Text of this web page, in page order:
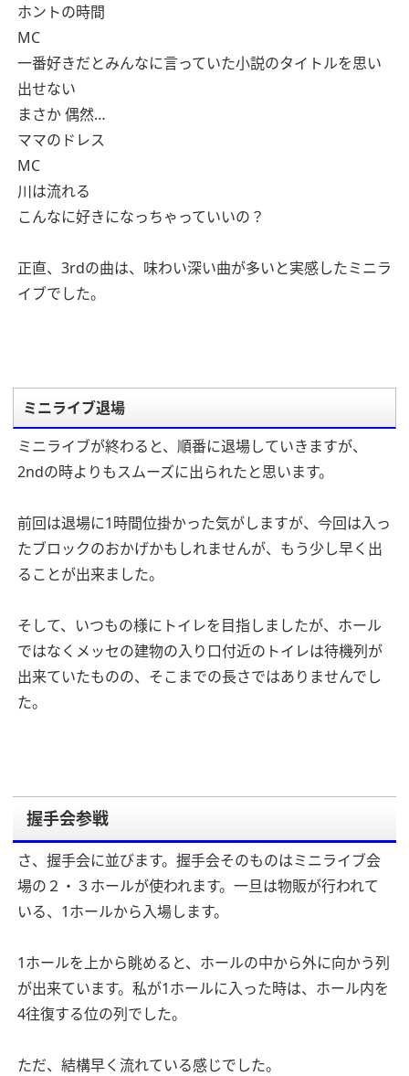
ホントの時間
MC
一番好きだとみんなに言っていた小説のタイトルを思い
出せない
まさか 偶然…
ママのドレス
MC
川は流れる
こんなに好きになっちゃっていいの？
正直、3rdの曲は、味わい深い曲が多いと実感したミニラ
イブでした。
ミニライブ退場
ミニライブが終わると、順番に退場していきますが、
2ndの時よりもスムーズに出られたと思います。
前回は退場に1時間位掛かった気がしますが、今回は入っ
たブロックのおかげかもしれませんが、もう少し早く出
ることが出来ました。
そして、いつもの様にトイレを目指しましたが、ホール
ではなくメッセの建物の入り口付近のトイレは待機列が
出来ていたものの、そこまでの長さではありませんでし
た。
握手会参戦
さ、握手会に並びます。握手会そのものはミニライブ会
場の２・３ホールが使われます。一旦は物販が行われて
いる、1ホールから入場します。
1ホールを上から眺めると、ホールの中から外に向かう列
が出来ています。私が1ホールに入った時は、ホール内を
4往復する位の列でした。
ただ、結構早く流れている感じでした。